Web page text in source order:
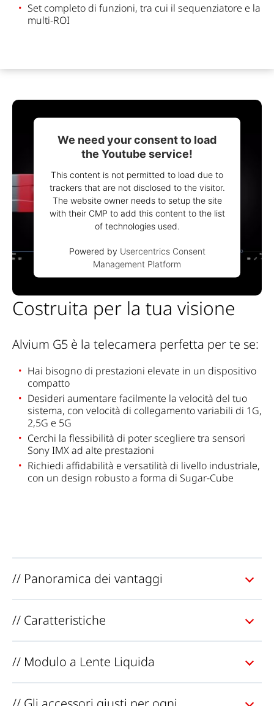
Set completo di funzioni, tra cui il sequenziatore e la
multi-ROI
We need your consent to load
the Youtube service!
This content is not permitted to load due to
trackers that are not disclosed to the visitor.
The website owner needs to setup the site
with their CMP to add this content to the list
of technologies used.
Powered by Usercentrics Consent
Management Platform
Costruita per la tua visione
Alvium G5 è la telecamera perfetta per te se:
Hai bisogno di prestazioni elevate in un dispositivo
compatto
Desideri aumentare facilmente la velocità del tuo
sistema, con velocità di collegamento variabili di 1G,
2,5G e 5G
Cerchi la flessibilità di poter scegliere tra sensori
Sony IMX ad alte prestazioni
Richiedi affidabilità e versatilità di livello industriale,
con un design robustoa forma di Sugar-Cube
// Panoramica dei vantaggi
// Caratteristiche
// Modulo a Lente Liquida